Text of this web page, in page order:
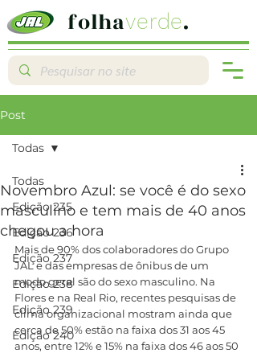
folhaverde.
Post
Todas
Edição 235
Edição 236
Edição 237
Edição 238
Edição 239
Edição 240
Todas
Novembro Azul: se você é do sexo
masculino e tem mais de 40 anos
chegou a hora
Mais de 90% dos colaboradores do Grupo
JAL e das empresas de ônibus de um
modo geral são do sexo masculino. Na
Flores e na Real Rio, recentes pesquisas de
clima organizacional mostram ainda que
cerca de 50% estão na faixa dos 31 aos 45
anos, entre 12% e 15% na faixa dos 46 aos 50